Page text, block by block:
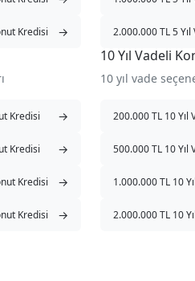
Kredisi → 2.000.000 TL 5
Kredisi →
Kredisi →
Kredisi →
Kredisi →
10 Yıl Vadeli
10 yıl vade
200.000 TL 10 Yıl
500.000 TL 10 Yıl
1.000.000 TL 10
2.000.000 TL 10